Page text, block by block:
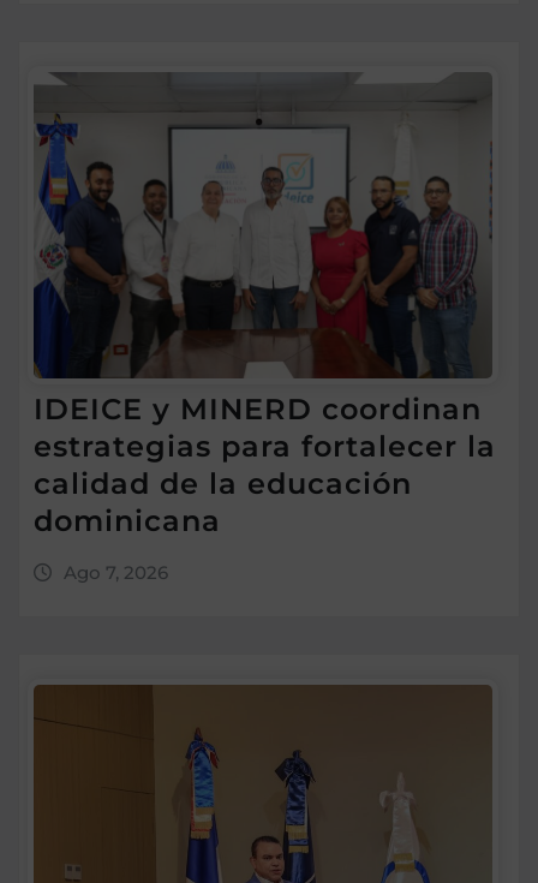
IDEICE y MINERD coordinan
estrategias para fortalecer la
calidad de la educación
dominicana
Ago 7, 2026